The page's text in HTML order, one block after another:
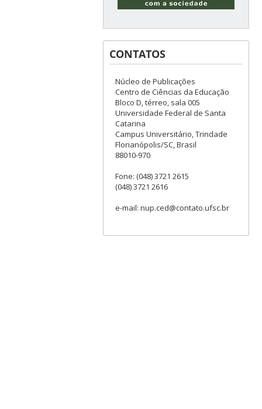
CONTATOS
Núcleo de Publicações
Centro de Ciências da Educação
Bloco D, térreo, sala 005
Universidade Federal de Santa
Catarina
Campus Universitário, Trindade
Florianópolis/SC, Brasil
88010-970
Fone: (048) 3721 2615
(048) 3721 2616
e-mail: nup.ced@contato.ufsc.br